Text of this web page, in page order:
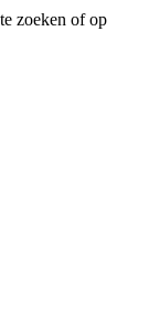
zoeken of op